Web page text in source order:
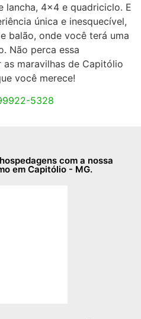
lancha, 4×4 e quadriciclo. E
única e inesquecível,
balão, onde você terá uma
Não perca essa
maravilhas de Capitólio
você merece!
5328
com a nossa
em Capitólio - MG.